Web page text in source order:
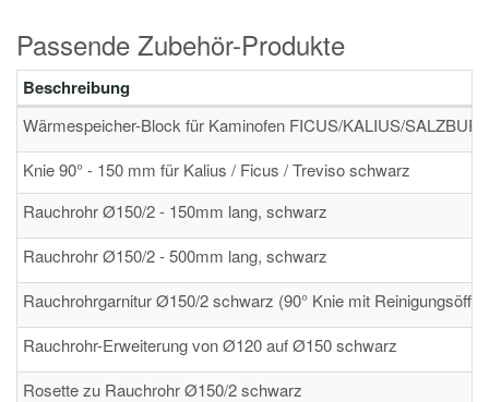
Passende Zubehör-Produkte
Beschreibung
Wärmespeicher-Block für Kaminofen FICUS/KALIUS/
Knie 90° - 150 mm für Kalius / Ficus / Treviso schwarz
Rauchrohr Ø150/2 - 150mm lang, schwarz
Rauchrohr Ø150/2 - 500mm lang, schwarz
Rauchrohrgarnitur Ø150/2 schwarz (90° Knie mit
Rauchrohr-Erweiterung von Ø120 auf Ø150 schwarz
Rosette zu Rauchrohr Ø150/2 schwarz